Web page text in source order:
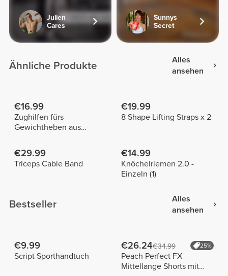
Julien
Cares
Sunnys
Secret
Ähnliche Produkte
Alles
ansehen
€16.99
Zughilfen fürs
Gewichtheben aus
€19.99
8 Shape Lifting Straps x 2
€29.99
Triceps Cable Band
€14.99
Knöchelriemen 2.0 -
Einzeln (1)
Bestseller
Alles
ansehen
€9.99
Script Sporthandtuch
€26.24€34.99 25%
Peach Perfect FX
Mittellange Shorts mit